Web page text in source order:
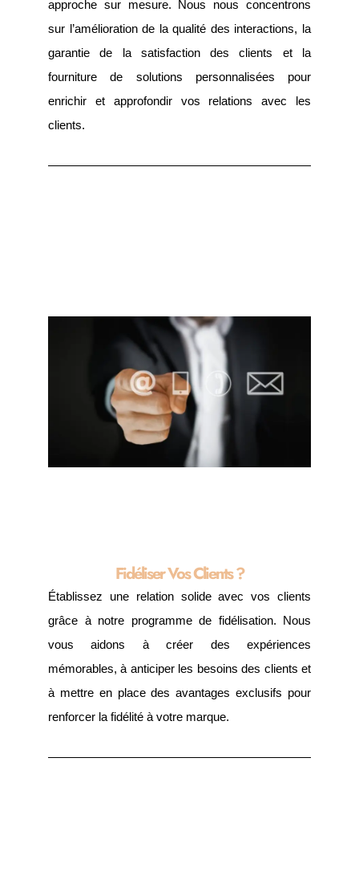
approche sur mesure. Nous nous concentrons
sur l’amélioration de la qualité des interactions, la
garantie de la satisfaction des clients et la
fourniture de solutions personnalisées pour
enrichir et approfondir vos relations avec les
clients.
Fidéliser Vos Clients ?
Établissez une relation solide avec vos clients
grâce à notre programme de fidélisation. Nous
vous aidons à créer des expériences
mémorables, à anticiper les besoins des clients et
à mettre en place des avantages exclusifs pour
renforcer la fidélité à votre marque.